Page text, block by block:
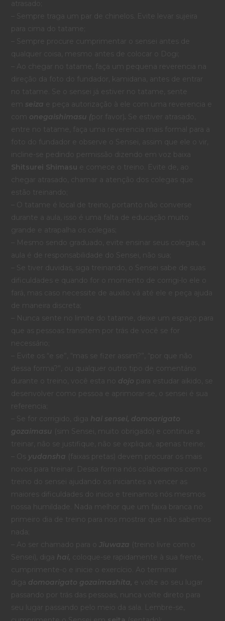
atrasado;
– Sempre traga um par de chinelos. Evite levar sujeira
para cima do tatame;
– Sempre procure cumprimentar o sensei antes de
qualquer coisa, mesmo antes de colocar o Dogi;
– Ao chegar no tatame, faça um pequena reverencia na
direção da foto do fundador, kamidana, antes de entrar
no tatame. Se o sensei já estiver no tatame, sente
em seiza
e peça autorização à ele com uma reverencia e
com
onegaishimasu ( por favor)
Se estiver atrasado,
entre no tatame, faça uma reverencia mais formal para a
foto do fundador e observe o Sensei, assim que ele o vir,
incline-se pedindo permissão dizendo em voz baixa
Shitsurei Shimasu
e comece o treino. Evite de, ao
chegar atrasado, chamar a atenção dos colegas que
estão treinando;
– O tatame é local de treino, portanto não converse
durante a aula, isso é uma falta de educação muito
grande e atrapalha os colegas;
– Mesmo sendo graduado, evite ensinar seus colegas, a
– Se tiver duvidas, siga treinando, o Sensei sabe de suas
dificuldades e quando for o momento de corrigi-lo ele o
fará, mas caso necessite de auxilio vá até ele e peça ajuda
de maneira discreta;
– Nunca sente no limite do tatame, deixe um espaço para
que as pessoas transitem por trás de você se for
– Evite os “e se”, “mas se fizer assim?”, “por que não
dessa forma?”, ou qualquer outro tipo de comentário
durante o treino, você esta no
para estudar aikido, se
desenvolver como pessoa e aprimorar-se, o sensei é sua
referencia;
– Se for corrigido, diga
hai sensei, domoarigato
gozaimasu
(sim Sensei, muito obrigado) e continue a
treinar, não se justifique, não se explique, apenas treine;
yudansha
(faixas pretas) devem procurar os mais
novos para treinar. Dessa forma nós colaboramos com o
treino do sensei ajudando os iniciantes a vencer as
maiores dificuldades do inicio e treinamos nós mesmos
nossa humildade. Nada melhor que um faixa branca no
primeiro dia de treino para nos mostrar que não sabemos
– Ao ser chamado para o
Jiuwaza
(treino livre com o
coloque-se rapidamente à sua frente,
cumprimente-o e inicie o exercício. Ao terminar
domoarigato gozaimashita,
e volte ao seu lugar
passando por trás das pessoas, nunca volte direto para
seu lugar passando pelo meio da sala. Lembre-se,